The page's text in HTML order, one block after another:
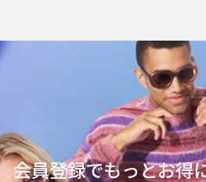
会員登録でもっとお得